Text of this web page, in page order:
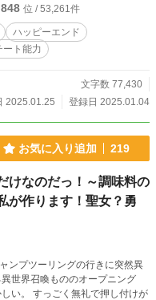
ち向かっていく！ 仲間と
れの幸せを掴み取ってい
位 / 53,261件
ハッピーエンド
ート能力
文字数 77,430
2025.01.25
登録日 2025.01.04
お気に入り追加 219
けなのだっ！～調味料の
が作ります！聖女？勇
ンプツーリングの行きに突然異
世界召喚もののオープニング